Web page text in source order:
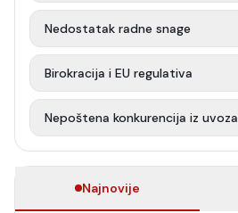
Nedostatak radne snage
Birokracija i EU regulativa
Nepoštena konkurencija iz uvoza
Najnovije